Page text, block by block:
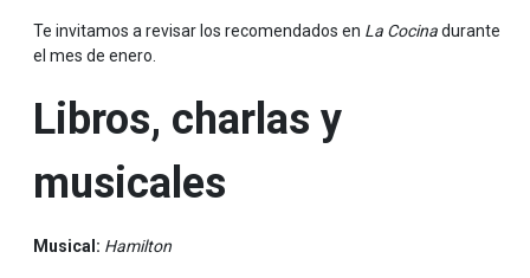
Te invitamos a revisar los recomendados en La Cocinadurante
el mes de enero.
Libros, charlas y
musicales
Musical: Hamilton